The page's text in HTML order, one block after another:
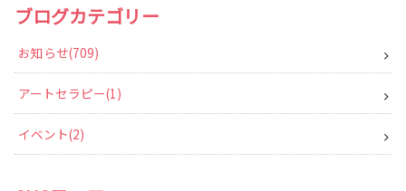
ブログカテゴリー
お知らせ 709
アートセラピー 1
イベント 2